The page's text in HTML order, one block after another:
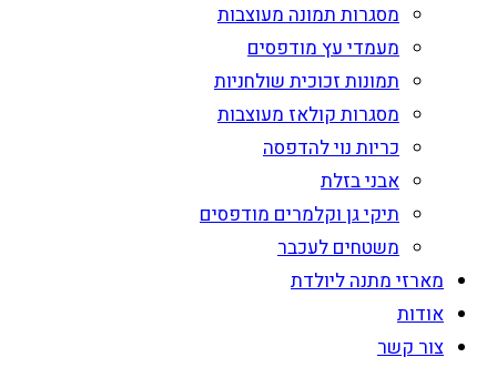
מסגרות תמונה מעוצבות
מעמדי עץ מודפסים
תמונות זכוכית שולחניות
מסגרות קולאז מעוצבות
כריות נוי להדפסה
אבני בזלת
תיקי גן וקלמרים מודפסים
משטחים לעכבר
מארזי מתנה ליולדת
אודות
צור קשר